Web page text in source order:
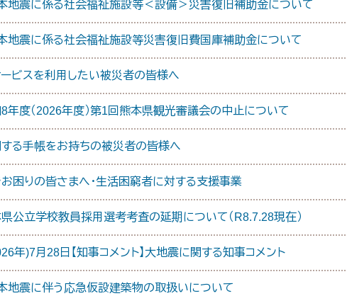
地震に係る社会福祉施設等＜設備＞災害復旧補助金について
地震に係る社会福祉施設等災害復旧費国庫補助金について
ビスを利用したい被災者の皆様へ
8年度（2026年度）第1回熊本県観光審議会の中止について
る手帳をお持ちの被災者の皆様へ
困りの皆さまへ・生活困窮者に対する支援事業
県公立学校教員採用選考考査の延期について（R8.7.28現在）
年)7月28日【知事コメント】大地震に関する知事コメント
地震に伴う応急仮設建築物の取扱いについて